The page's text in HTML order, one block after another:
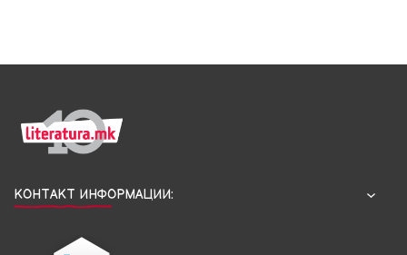
КОНТАКТ ИНФОРМАЦИИ: